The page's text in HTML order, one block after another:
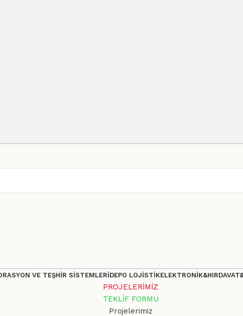
VE TEŞHİR SİSTEMLERİDEPO LOJİSTİK
PROJELERİMİZ
TEKLİF FORMU
Projelerimiz